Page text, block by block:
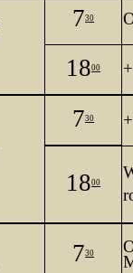
730
1800
730
1800
730